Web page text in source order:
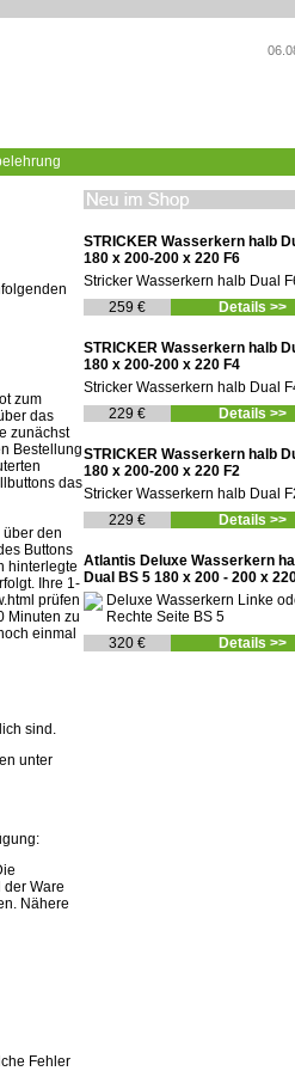
zum
das
zunächst
Bestellung
das
den
Buttons
hinterlegte
Ihre 1-
prüfen
Minuten zu
einmal
sind.
unter
Ware
Nähere
Fehler
STRICKER Wasserkern halb
180 x 200-200 x 220 F6
Stricker Wasserkern halb Dual
259 €
Details >>
STRICKER Wasserkern halb
180 x 200-200 x 220 F4
Stricker Wasserkern halb Dual
229 €
Details >>
STRICKER Wasserkern halb
180 x 200-200 x 220 F2
Stricker Wasserkern halb Dual
229 €
Details >>
Atlantis Deluxe Wasserkern
Dual BS 5 180 x 200 - 200 x
Deluxe Wasserkern Linke
Rechte Seite BS 5
320 €
Details >>